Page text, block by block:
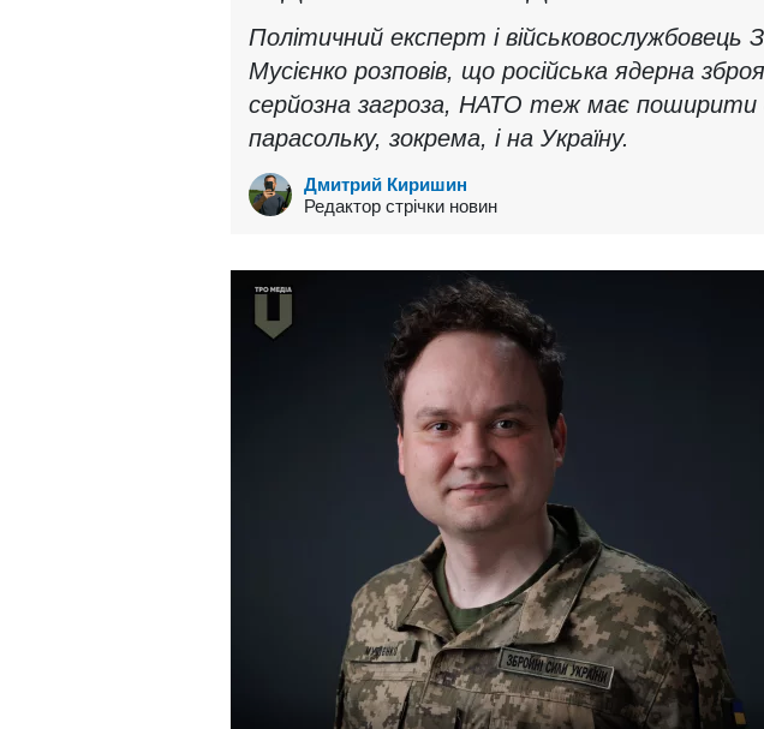
Політичний експерт і військовослужбовець
Мусієнко розповів, що російська ядерна
серйозна загроза, НАТО теж має поширити
парасольку, зокрема, і на Україну.
Дмитрий Киришин
Редактор стрічки новин